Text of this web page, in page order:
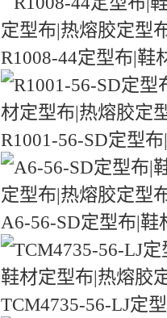
R1008-44定型布|鞋
R1001-56-SD定型
A6-56-SD定型布|
TCM4735-56-LJ定